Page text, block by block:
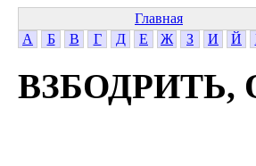
Главная
А
Б В Г Д Е Ж З И Й
ВЗБОДРИТЬ,